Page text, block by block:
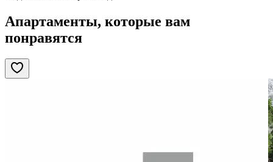
Апартаменты, которые вам
понравятся